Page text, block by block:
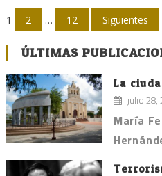
Navegación
de
entradas
1 2 … 12 Siguientes
ÚLTIMAS
La
julio 28,
María